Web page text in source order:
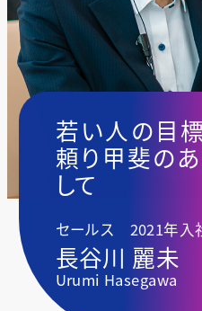
若い人の目
頼り甲斐の
して
セールス 2021年入
長谷川 麗未
Urumi Hasegawa